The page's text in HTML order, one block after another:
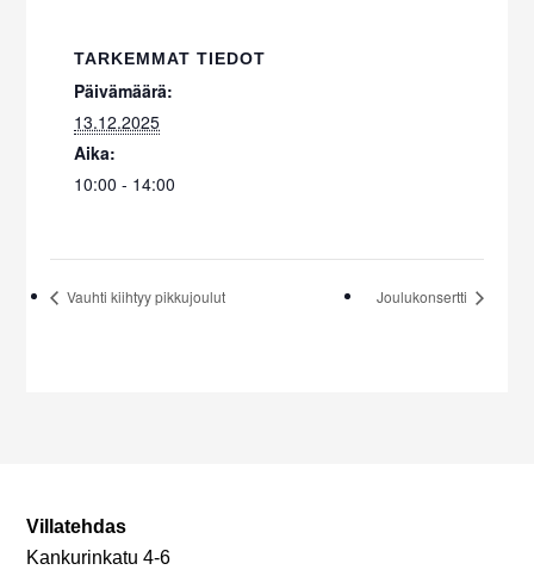
TARKEMMAT TIEDOT
Päivämäärä:
13.12.2025
Aika:
10:00 - 14:00
Vauhti kiihtyy pikkujoulut Joulukonsertti
Villatehdas
Kankurinkatu 4-6